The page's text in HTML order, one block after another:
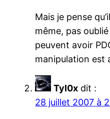
Mais je pense
même, pas
peuvent avoir
manipulation est
Tyl0x dit :
28 juillet 2007 à